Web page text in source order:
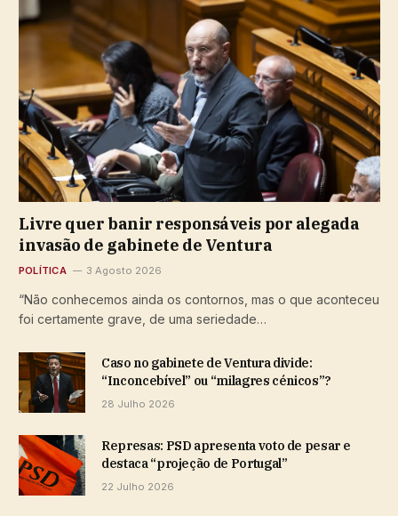
Livre quer banir responsáveis por alegada
invasão de gabinete de Ventura
POLÍTICA 3 Agosto 2026
“Não conhecemos ainda os contornos, mas o que aconteceu
foi certamente grave, de uma seriedade…
Caso no gabinete de Ventura divide:
“Inconcebível” ou “milagres cénicos”?
28 Julho 2026
Represas: PSD apresenta voto de pesar e
destaca “projeção de Portugal”
22 Julho 2026